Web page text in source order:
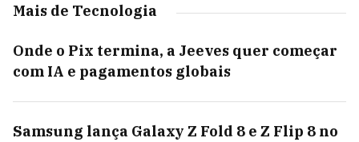
Mais de Tecnologia
Onde o Pix termina, a Jeeves quer começar
com IA e pagamentos globais
Samsung lança Galaxy Z Fold 8 e Z Flip 8 no